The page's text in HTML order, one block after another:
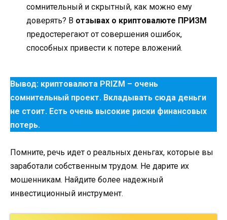
сомнительный и скрытный, как можно ему
доверять? В отзывах о криптовалюте ПРИЗМ
предостерегают от совершения ошибок,
способных привести к потере вложений.
Вывод: криптовалюта PRIZM – очень
сомнительный проект. Вкладывать сюда деньги
не стоит. Есть очень высокие риски финансовых
потерь.
Помните, речь идет о реальных деньгах, которые вы
заработали собственным трудом. Не дарите их
мошенникам. Найдите более надежный
инвестиционный инструмент.